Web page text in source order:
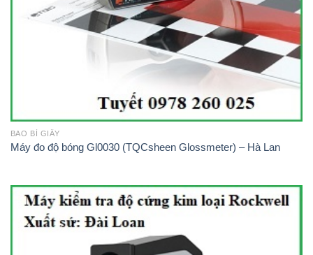
BAO BÌ GIẤY
Máy đo độ bóng Gl0030 (TQCsheen Glossmeter) – Hà Lan